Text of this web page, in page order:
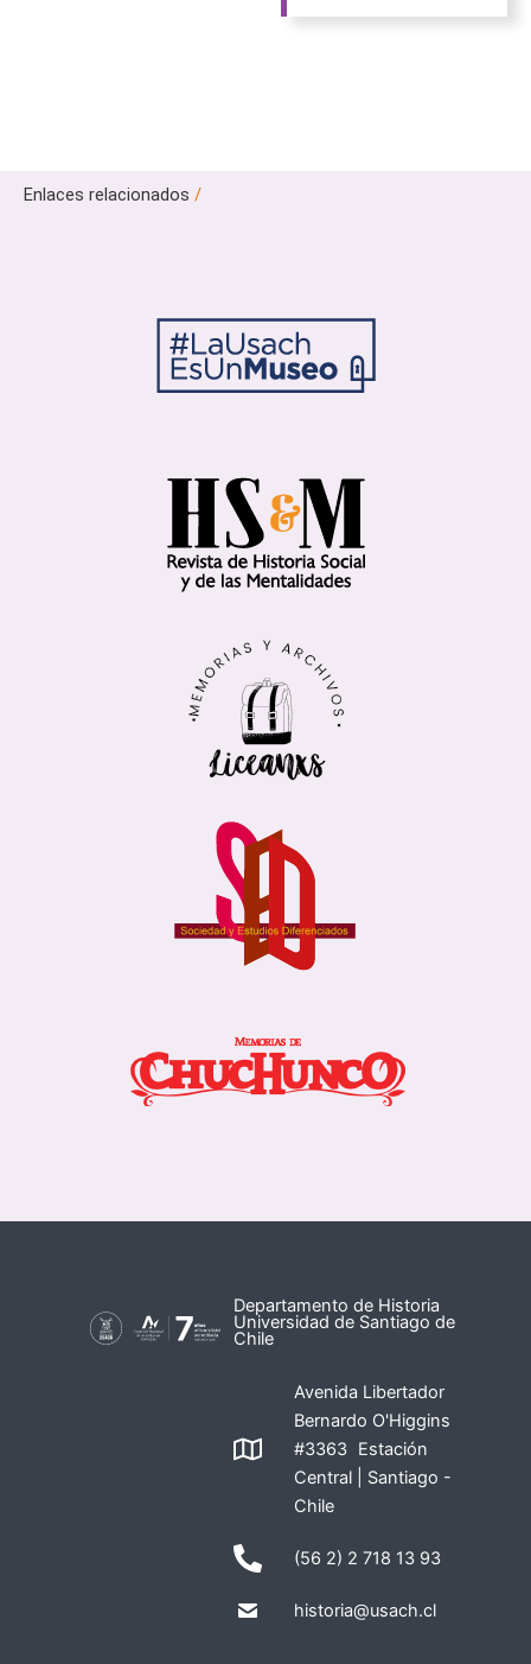
Enlaces relacionados /
Departamento de Historia
Universidad de Santiago de
Chile
Avenida Libertador
Bernardo O'Higgins
#3363 Estación
Central | Santiago -
Chile
(56 2) 2 718 13 93
historia@usach.cl